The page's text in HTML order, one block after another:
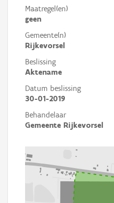
Maatregel(en)
geen
Gemeente(n)
Rijkevorsel
Beslissing
Aktename
Datum beslissing
30-01-2019
Behandelaar
Gemeente Rijkevorsel